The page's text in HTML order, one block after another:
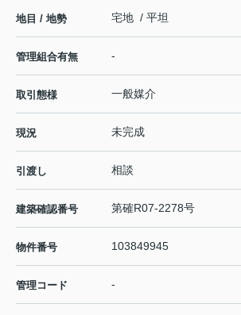
地目 / 地勢 宅地 / 平坦
管理組合有無 -
取引態様 一般媒介
現況 未完成
引渡し 相談
建築確認番号 第確R07-2278号
物件番号 103849945
管理コード -